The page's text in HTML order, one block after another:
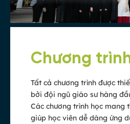
Chương
Tất cả chương trình được
bởi đội ngũ giáo sư hàng
Các chương trình học mang
giúp học viên dễ dàng ứng